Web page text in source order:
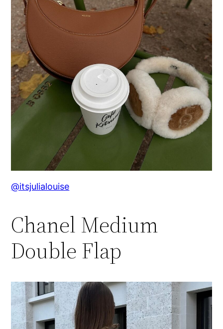
@itsjulialouise
Chanel Medium
Double Flap